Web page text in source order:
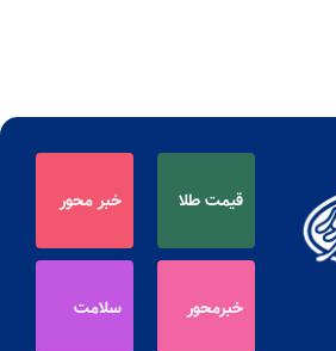
قیمت طلا خبر محور
خبرمحور سلامت